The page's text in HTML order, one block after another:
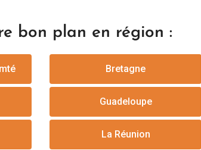
bon plan en région :
Bretagne
Guadeloupe
La Réunion